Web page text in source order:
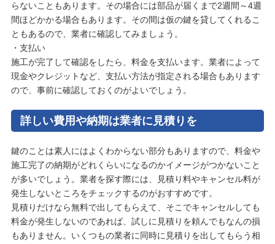
らないこともあります。その場合には部品が届くまで2週間～4週
間ほどかかる場合もあります。その間は仮の鍵を貸してくれるこ
ともあるので、業者に確認してみましょう。
・支払い
施工が完了して確認をしたら、料金を支払います。業者によって
現金やクレジットなど、支払い方法が指定される場合もあります
ので、事前に確認しておくのがよいでしょう。
詳しい費用や納期は業者に見積りを
鍵のことは素人にはよくわからない部分もありますので、料金や
施工完了の納期がどれくらいになるのかイメージがつかないこと
が多いでしょう。業者を探す際には、見積り料やキャンセル料が
発生しないところをチェックするのがおすすめです。
見積りだけなら無料で出してもらえて、そこでキャンセルしても
料金が発生しないのであれば、試しに見積りを頼んでもなんの損
もありません。いくつもの業者に同時に見積りを出してもらう相